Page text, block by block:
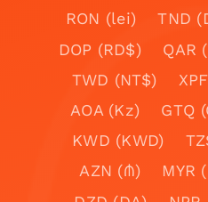
RON (lei)
TND
DOP (RD$)
QAR
TWD (NT$)
AOA (Kz)
GTQ
KWD (KWD)
AZN (₼)
MYR